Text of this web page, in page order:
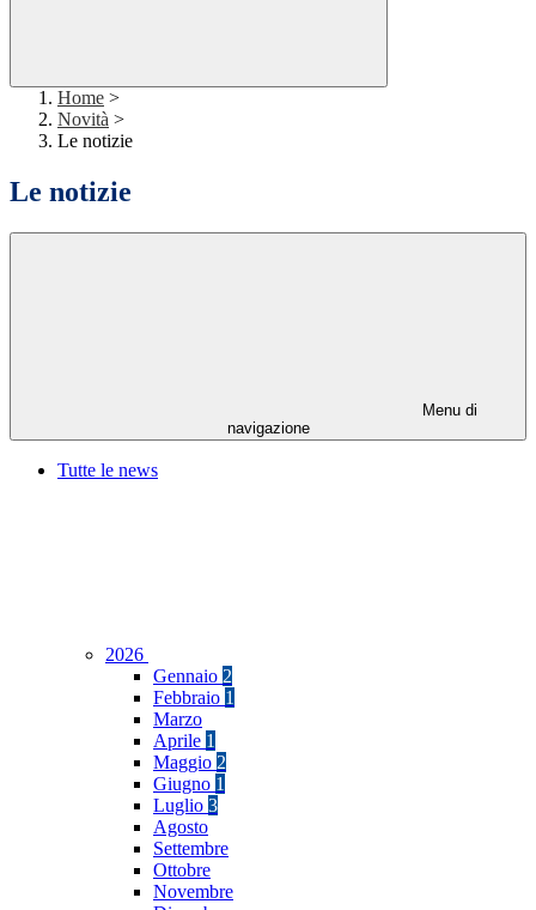
Home >
Novità >
Le notizie
Le notizie
Menu di
navigazione
Tutte le news
2026
Gennaio 2
Febbraio 1
Marzo
Aprile 1
Maggio 2
Giugno 1
Luglio 3
Agosto
Settembre
Ottobre
Novembre